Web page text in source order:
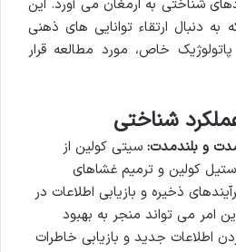
شناختی به ارمغان می آورد. این
به دنبال ارتقاء توانایی های ذهنی
خاص، مورد مطالعه قرار
شناختی
و بلندمدت: سیتی کولین از
کولین و ترمیم غشاهای
ذخیره و بازیابی اطلاعات در
امر می تواند منجر به بهبود
اطلاعات جدید و بازیابی خاطرات